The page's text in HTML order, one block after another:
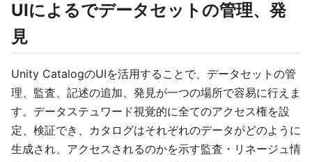
UIによるでデータセットの管理、発
見
Unity CatalogのUIを活用することで、データセットの管
理、監査、記述の追加、発見が一つの場所で容易に行えま
す。データステュワード視覚的に全てのアクセス権を設
定、検証でき、カタログはそれぞれのデータがどのように
生成され、アクセスされるのかを示す監査・リネージュ情